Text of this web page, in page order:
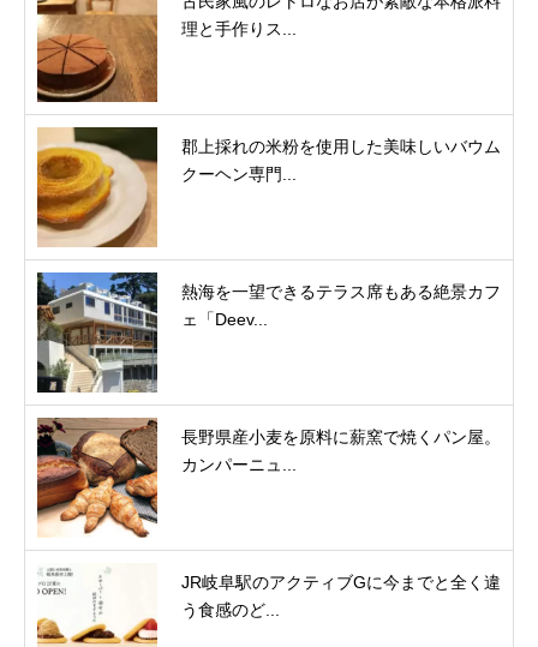
理と手作りス...
郡上採れの米粉を使用した美味しいバウム
クーヘン専門...
熱海を一望できるテラス席もある絶景カフ
ェ「Deev...
長野県産小麦を原料に薪窯で焼くパン屋。
カンパーニュ...
JR岐阜駅のアクティブGに今までと全く違
う食感のど...